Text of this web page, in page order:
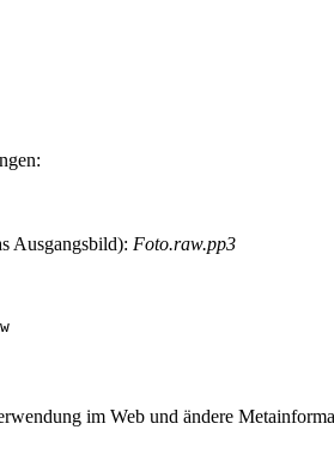
Ausgangsbild): Foto.raw.pp3
im Web und ändere